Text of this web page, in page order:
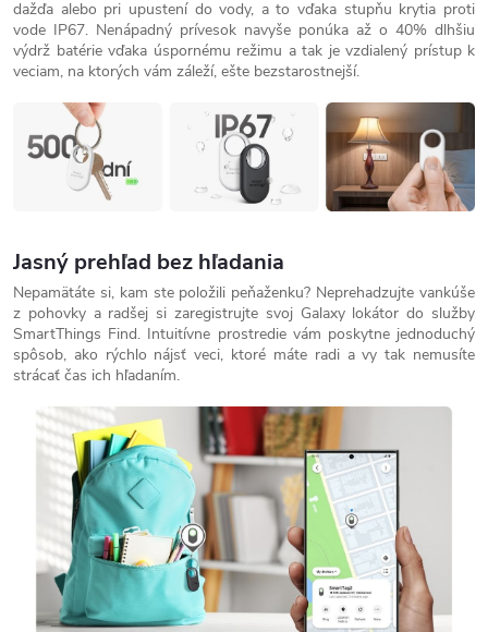
dažďa alebo pri upustení do vody, a to vďaka stupňu krytia proti
vode IP67. Nenápadný prívesok navyše ponúka až o 40% dlhšiu
výdrž batérie vďaka úspornému režimu a tak je vzdialený prístup k
veciam, na ktorých vám záleží, ešte bezstarostnejší.
Jasný prehľad bez hľadania
Nepamätáte si, kam ste položili peňaženku? Neprehadzujte vankúše
z pohovky a radšej si zaregistrujte svoj Galaxy lokátor do služby
SmartThings Find. Intuitívne prostredie vám poskytne jednoduchý
spôsob, ako rýchlo nájsť veci, ktoré máte radi a vy tak nemusíte
strácať čas ich hľadaním.